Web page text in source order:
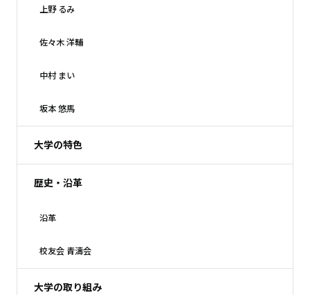
上野 るみ
佐々木 洋輔
中村 まい
坂本 悠馬
大学の特色
歴史・沿革
沿革
校友会 青濤会
大学の取り組み